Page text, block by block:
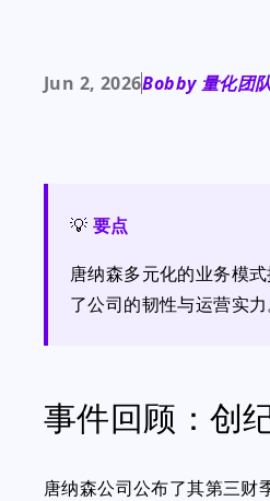
Jun 2, 2026Bobby 量化团
💡 要点
唐纳森多元化的业务模
了公司的韧性与运营实力
事件回顾：创
唐纳森公司公布了其第三财